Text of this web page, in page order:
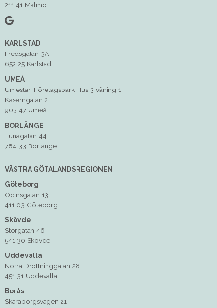
211 41 Malmö
KARLSTAD
Fredsgatan 3A
652 25 Karlstad
UMEÅ
Umestan Företagspark Hus 3 våning 1
Kaserngatan 2
903 47 Umeå
BORLÄNGE
Tunagatan 44
784 33 Borlänge
VÄSTRA GÖTALANDSREGIONEN
Göteborg
Odinsgatan 13
411 03 Göteborg
Skövde
Storgatan 46
541 30 Skövde
Uddevalla
Norra Drottninggatan 28
451 31 Uddevalla
Borås
Skaraborgsvägen 21